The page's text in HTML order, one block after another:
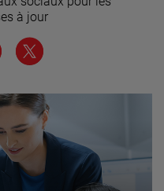
à jour